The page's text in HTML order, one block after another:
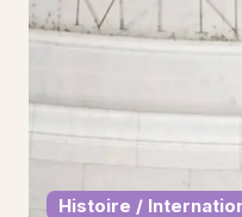
Histoire /